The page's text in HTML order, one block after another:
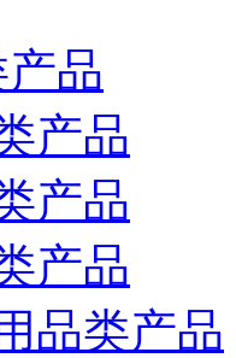
品
产品
产品
产品
品类产品